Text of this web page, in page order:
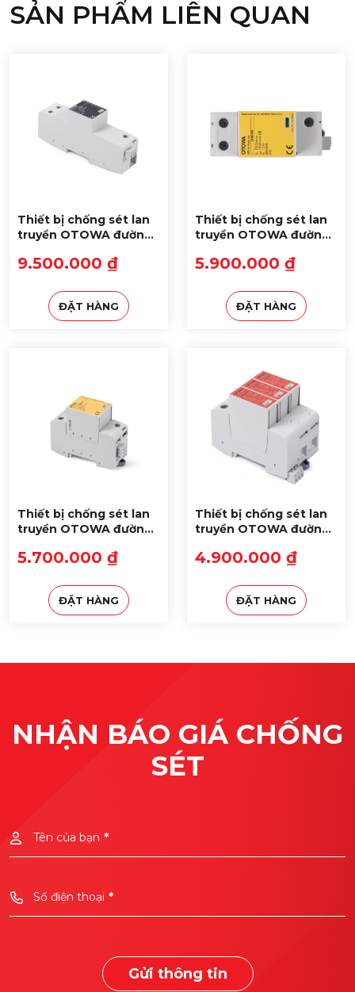
Xem thêm: Thiết bị chống sét lan truyền cho đường
SẢN PHẨM LIÊN QUAN
Thiết bị chống sét lan
truyền OTOWA đường
9.500.000 ₫
ĐẶT HÀNG
Thiết bị chống sét lan
truyền OTOWA đường
(N-PE)
5.900.000 ₫
ĐẶT HÀNG
Thiết bị chống sét lan
truyền OTOWA đường
5.700.000 ₫
ĐẶT HÀNG
Thiết bị chống sét lan
truyền OTOWA đường
4.900.000 ₫
ĐẶT HÀNG
NHẬN BÁO GIÁ CHỐNG
SÉT
Tên của bạn *
Số điện thoại *
Gửi thông tin